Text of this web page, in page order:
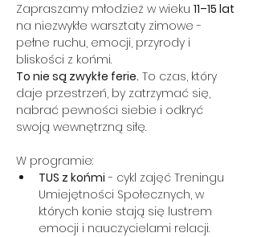
Zapraszamy młodzież w wieku 11–15 lat
na niezwykłe warsztaty zimowe -
pełne ruchu, emocji, przyrody i
bliskości z końmi.
To nie są zwykłe ferie. To czas, który
daje przestrzeń, by zatrzymać się,
nabrać pewności siebie i odkryć
swoją wewnętrzną siłę.
W programie:
TUS z końmi - cykl zajęć Treningu
Umiejętności Społecznych, w
których konie stają się lustrem
emocji i nauczycielami relacji.